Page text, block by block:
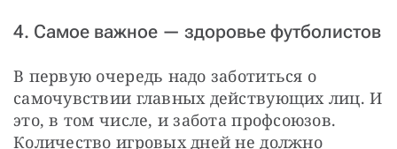
4. Самое важное — здоровье футболистов
В первую очередь надо заботиться о
самочувствии главных действующих лиц. И
это, в том числе, и забота профсоюзов.
Количество игровых дней не должно